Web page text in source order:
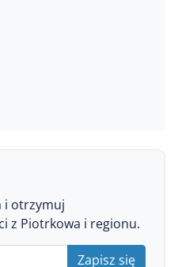
i otrzymuj
z Piotrkowa i regionu.
Zapisz się